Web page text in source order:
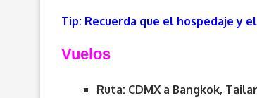
Tip: Recuerda que el hospedaje y
Vuelos
Ruta: CDMX a Bangkok,